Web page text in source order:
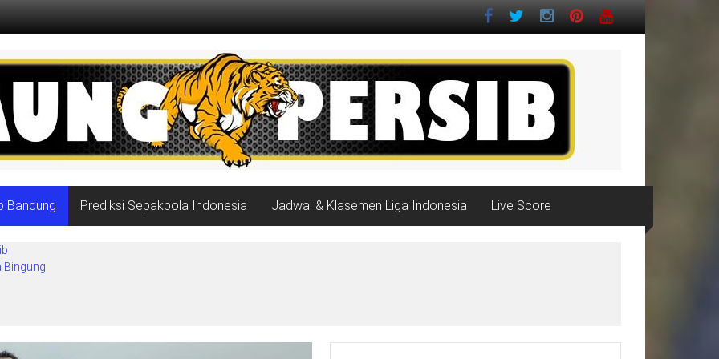
Bandung Prediksi Sepakbola Indonesia Jadwal & Klasemen Liga Indonesia Live Score
Bingung